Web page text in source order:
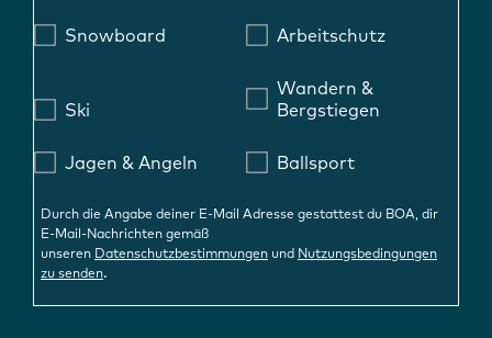
Snowboard Arbeitschutz
Ski
Wandern &
Bergstiegen
Jagen & Angeln Ballsport
Durch die Angabe deiner E-Mail Adresse gestattest du BOA, dir
E-Mail-Nachrichten gemäß
unseren Datenschutzbestimmungen und Nutzungsbedingungen
zu senden.